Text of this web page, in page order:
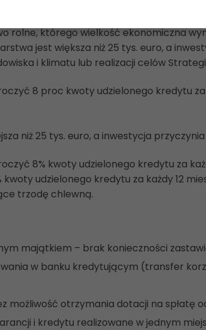
przekroczyć 4 proc. kwoty
rolne, którego wielkość ekonomiczna
jest większa niż 25 tys. euro, a
i klimatu lub realizacji celów Strategii
8 proc kwoty udzielonego kredytu
niż 25 tys. euro, a inwestycja
8% kwoty udzielonego kredytu za
udzielonego kredytu za każdy 12
trzodę chlewną.
majątkiem – brak konieczności
w banku kredytującym (transfer
możliwość otrzymania dotacji na spłatę
i kredytu realizowane w jednym